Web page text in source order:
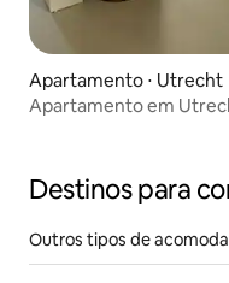
Apartamento ⋅ Utrecht
Apartamento em
Destinos para
Outros tipos de